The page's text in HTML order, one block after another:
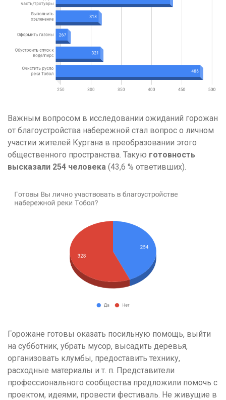
Важным вопросом в исследовании ожиданий горожан
от благоустройства набережной стал вопрос о личном
участии жителей Кургана в преобразовании этого
общественного пространства. Такую готовность
высказали 254 человека (43,6 % ответивших).
Горожане готовы оказать посильную помощь, выйти
на субботник, убрать мусор, высадить деревья,
организовать клумбы, предоставить технику,
расходные материалы и т. п. Представители
профессионального сообщества предложили помочь с
проектом, идеями, провести фестиваль. Не живущие в